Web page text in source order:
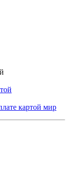
картой мир